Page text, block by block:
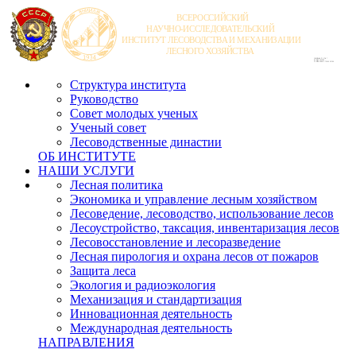
Структура института
Руководство
Совет молодых ученых
Ученый совет
Лесоводственные династии
ОБ ИНСТИТУТЕ
НАШИ УСЛУГИ
Лесная политика
Экономика и управление лесным хозяйством
Лесоведение, лесоводство, использование лесов
Лесоустройство, таксация, инвентаризация лесов
Лесовосстановление и лесоразведение
Лесная пирология и охрана лесов от пожаров
Защита леса
Экология и радиоэкология
Механизация и стандартизация
Инновационная деятельность
Международная деятельность
НАПРАВЛЕНИЯ